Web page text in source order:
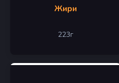
Жири
223г